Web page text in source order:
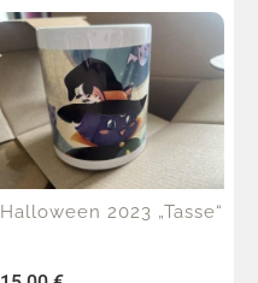
Halloween 2023 „Tasse“